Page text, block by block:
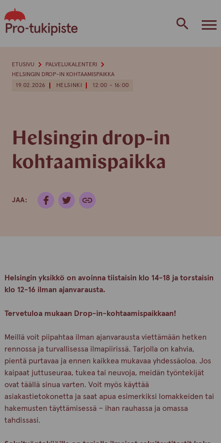
to
content
19.02.2026 HELSINKI 12:00 - 16:00
Helsingin drop-in
kohtaamispaikka
JAA:
ETUSIVU
PALVELUKALENTERI
HELSINGIN DROP-IN KOHTAAMISPAIKKA
Helsingin yksikkö on avoinna tiistaisin klo 14-18 ja torstaisin
klo 12-16 ilman ajanvarausta.
Tervetuloa mukaan Drop-in-kohtaamispaikkaan!
Meillä voit piipahtaa ilman ajanvarausta viettämään hetken
rennossa ja turvallisessa ilmapiirissä. Tarjolla on kahvia,
pientä purtavaa ja ennen kaikkea mukavaa yhdessäoloa. Jos
kaipaat juttuseuraa, tukea tai neuvoja, meidän työntekijät
ovat täällä sinua varten. Voit myös käyttää
asiakastietokonetta ja saat apua esimerkiksi lomakkeiden tai
hakemusten täyttämisessä – ihan rauhassa ja omassa
tahdissasi.